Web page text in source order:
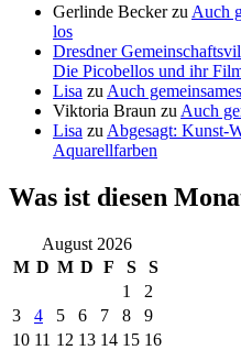
Gerlinde Beckerzu Auch
los
Dresdner
Die Picobellos und ihr
Lisa zu Auch
Viktoria Braun zu Auch
Lisa zu Abgesagt: Kunst-
Aquarellfarben
Was ist diesen
August 2026
M D M D F S
S
1
2
3
4 5 6 7 8
9
10 11 12 13 14 15 16